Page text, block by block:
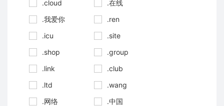
.cloud
.在线
.我爱你
.ren
.icu
.site
.shop
.group
.link
.club
.ltd
.wang
.网络
.中国